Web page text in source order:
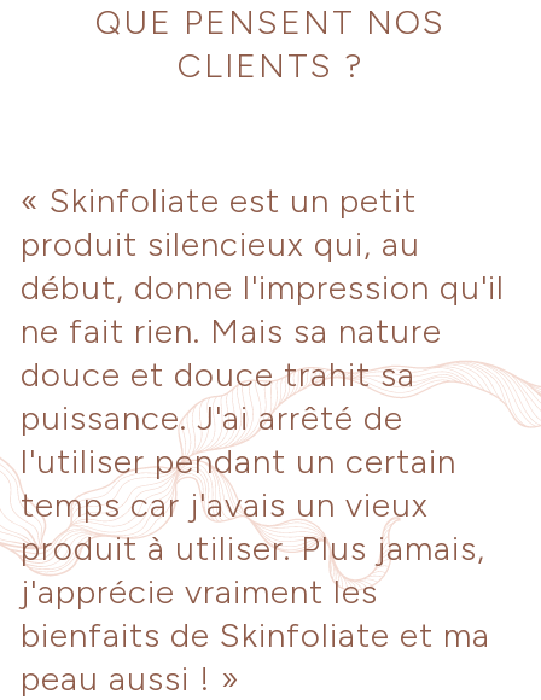
QUE PENSENT NOS
CLIENTS ?
« Skinfoliate est un petit
produit silencieux qui, au
début, donne l'impression qu'il
ne fait rien. Mais sa nature
douce et douce trahit sa
puissance. J'ai arrêté de
l'utiliser pendant un certain
temps car j'avais un vieux
produit à utiliser. Plus jamais,
j'apprécie vraiment les
bienfaits de Skinfoliate et ma
peau aussi ! »